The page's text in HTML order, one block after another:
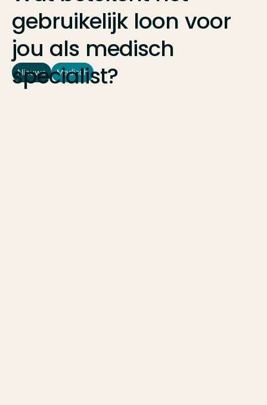
gebruikelijk loon voor
jou als medisch
specialist?
Nieuws Medisch